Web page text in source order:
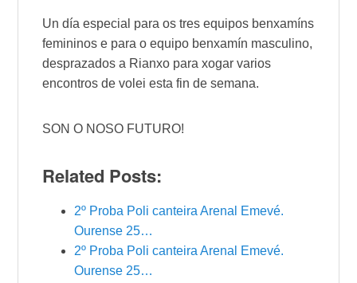
Un día especial para os tres equipos benxamíns
femininos e para o equipo benxamín masculino,
desprazados a Rianxo para xogar varios
encontros de volei esta fin de semana.
SON O NOSO FUTURO!
Related Posts:
2º Proba Poli canteira Arenal Emevé.
Ourense 25…
2º Proba Poli canteira Arenal Emevé.
Ourense 25…